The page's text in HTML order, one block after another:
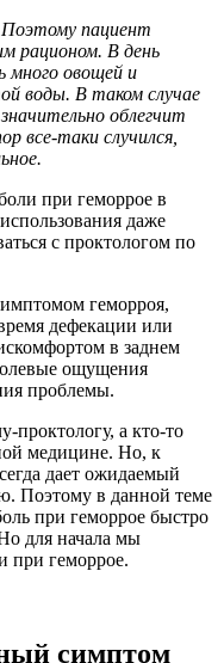
Поэтому пациент
рационом. В день
много овощей и
воды. В таком случае
облегчит
все-таки случился,
при геморрое в
даже
с проктологом по
геморроя,
дефекации или
в заднем
ощущения
проблемы.
проктологу, а кто-то
медицине. Но, к
дает ожидаемый
Поэтому в данной теме
при геморрое быстро
для начала мы
при геморрое.
симптом